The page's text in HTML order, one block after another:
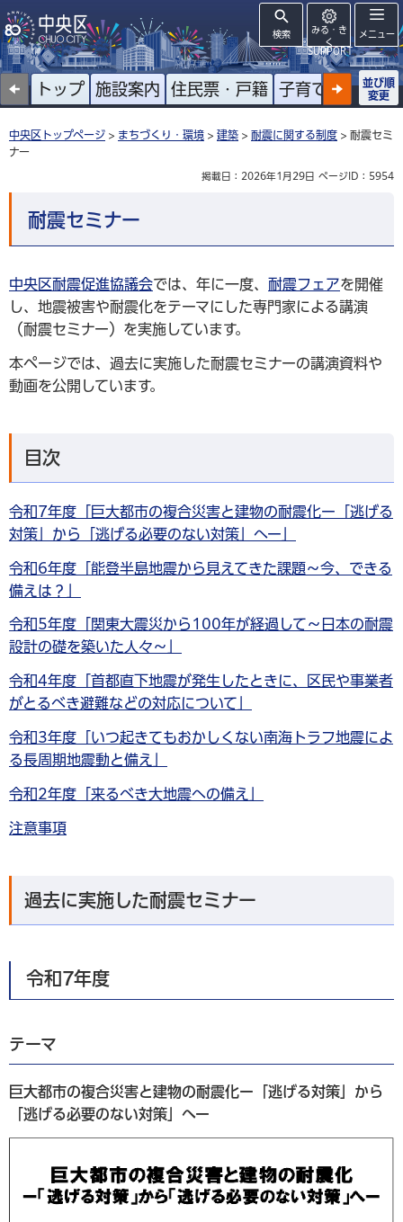
検索
みる・き
く
SUPPORT
メニュー
トップ 施設案内 住民票・戸籍 子育て 高齢者
並び順
変更
中央区トップページ > まちづくり・環境 > 建築 > 耐震に関する制度 > 耐震セミ
ナー
掲載日：2026年1月29日 ページID：5954
耐震セミナー
中央区耐震促進協議会では、年に一度、 耐震フェアを開催
し、地震被害や耐震化をテーマにした専門家による講演
（耐震セミナー）を実施しています。
本ページでは、過去に実施した耐震セミナーの講演資料や
動画を公開しています。
目次
令和7年度「巨大都市の複合災害と建物の耐震化ー「逃げる
対策」から「逃げる必要のない対策」へー」
令和6年度「能登半島地震から見えてきた課題～今、できる
備えは？」
令和5年度「関東大震災から100年が経過して～日本の耐震
設計の礎を築いた人々～​​​​​​」
令和4年度「首都直下地震が発生したときに、区民や事業者
がとるべき避難などの対応について」
令和3年度「いつ起きてもおかしくない南海トラフ地震によ
る長周期地震動と備え」
令和2年度「来るべき大地震への備え」
注意事項
過去に実施した耐震セミナー
令和7年度
テーマ
巨大都市の複合災害と建物の耐震化ー「逃げる対策」から
「逃げる必要のない対策」へー